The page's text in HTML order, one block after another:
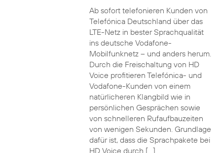
Ab sofort telefonieren Kunden von
Telefónica Deutschland über das
LTE-Netz in bester Sprachqualität
ins deutsche Vodafone-
Mobilfunknetz – und anders herum.
Durch die Freischaltung von HD
Voice profitieren Telefónica- und
Vodafone-Kunden von einem
natürlicheren Klangbild wie in
persönlichen Gesprächen sowie
von schnelleren Rufaufbauzeiten
von wenigen Sekunden. Grundlage
dafür ist, dass die Sprachpakete bei
HD Voice durch […]